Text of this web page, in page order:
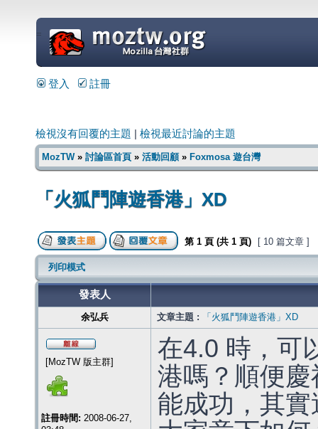
=
登入 註冊
檢視沒有回覆的主題 檢視最近討論的主題
MozTW» 討論區首頁 » 活動回顧» Foxmosa 遊台灣
「火狐鬥陣遊香港」XD
第 1 頁 (共 1 頁) [ 10 篇文章 ]
列印模式
發表人
余弘兵 文章主題 : 「火狐鬥陣遊香港」XD
[MozTW 版主群]
註冊時間: 2008-06-27,
在4.0 時，可
港嗎？順便
能成功，其